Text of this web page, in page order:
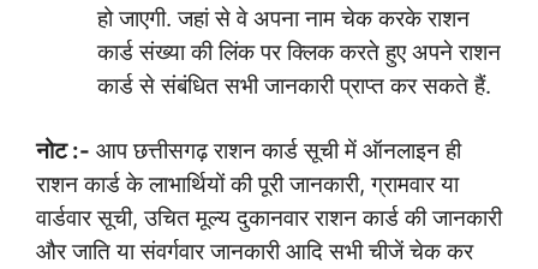
हो जाएगी. जहां से वे अपना नाम चेक करके राशन
कार्ड संख्या की लिंक पर क्लिक करते हुए अपने राशन
कार्ड से संबंधित सभी जानकारी प्राप्त कर सकते हैं.
नोट :- आप छत्तीसगढ़ राशन कार्ड सूची में ऑनलाइन ही
राशन कार्ड के लाभार्थियों की पूरी जानकारी, ग्रामवार या
वार्डवार सूची, उचित मूल्य दुकानवार राशन कार्ड की जानकारी
और जाति या संवर्गवार जानकारी आदि सभी चीजें चेक कर